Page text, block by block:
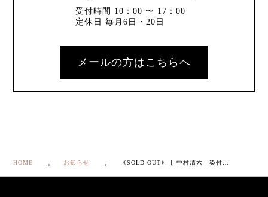
受付時間 10：00 〜 17：00
定休日 毎月6日・20日
メールの方はこちらへ
HOME お知らせ